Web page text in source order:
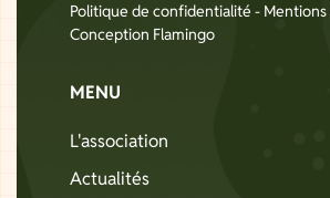
Politique de confidentialité - Mentions
Conception Flamingo
MENU
L'association
Actualités